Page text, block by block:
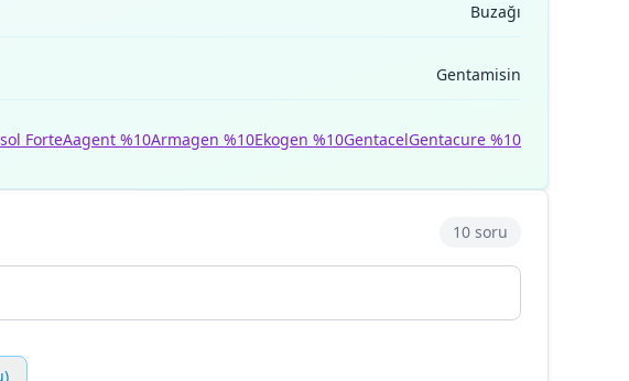
Buzağı
Gentamisin
ForteAagent %10Armagen %10Ekogen %10GentacelGentacure %10
10 soru